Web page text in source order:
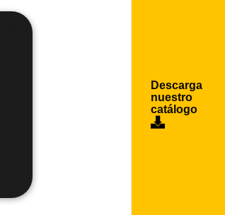
Descarga
nuestro
catálogo